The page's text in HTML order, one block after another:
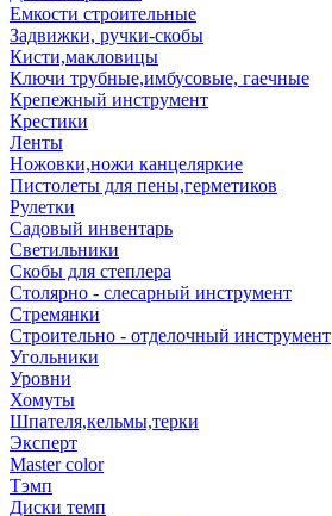
Емкости строительные
Задвижки, ручки-скобы
Кисти,макловицы
Ключи трубные,имбусовые, гаечные
Крепежный инструмент
Крестики
Ленты
Ножовки,ножи канцеляркие
Пистолеты для пены,герметиков
Рулетки
Садовый инвентарь
Светильники
Скобы для степлера
Столярно - слесарный инструмент
Стремянки
Строительно - отделочный инструмент
Угольники
Уровни
Хомуты
Шпателя,кельмы,терки
Эксперт
Master color
Тэмп
Диски темп